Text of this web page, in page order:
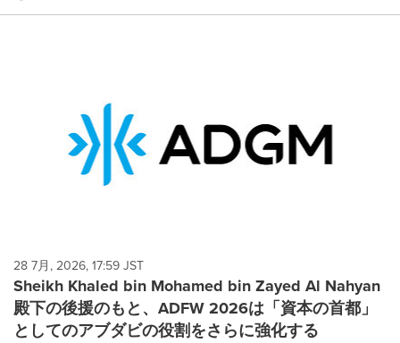
28 7月, 2026, 17:59 JST
Sheikh Khaled bin Mohamed bin Zayed Al Nahyan
殿下の後援のもと、ADFW 2026は「資本の首都」
としてのアブダビの役割をさらに強化する